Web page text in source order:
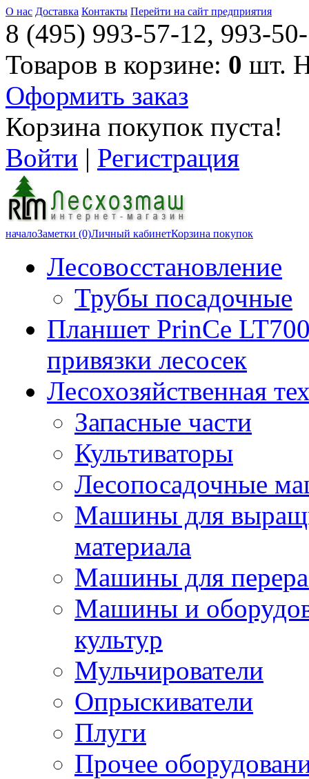
О нас Доставка Контакты Перейти на сайт предприятия
8 (495) 993-57-12, 993-
Товаров в корзине: 0 шт.
Оформить заказ
Корзина покупок пуста!
Войти | Регистрация
началоЗаметки (0)Личный кабинетКорзина покупок
Лесовосстановление
Трубы посадочные
Планшет PrinCe
привязки лесосек
Лесохозяйственная
Запасные части
Культиваторы
Лесопосадочные
Машины для
материала
Машины для
Машины и
культур
Мульчирователи
Опрыскиватели
Плуги
Прочее